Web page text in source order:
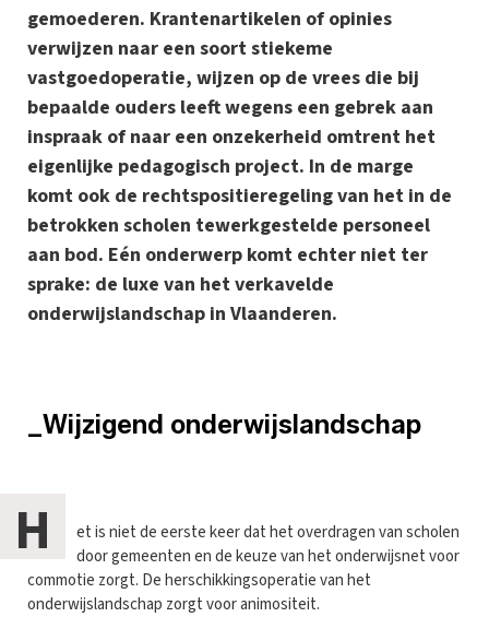
gemoederen. Krantenartikelen of opinies
verwijzen naar een soort stiekeme
vastgoedoperatie, wijzen op de vrees die bij
bepaalde ouders leeft wegens een gebrek aan
inspraak of naar een onzekerheid omtrent het
eigenlijke pedagogisch project. In de marge
komt ook de rechtspositieregeling van het in de
betrokken scholen tewerkgestelde personeel
aan bod. Eén onderwerp komt echter niet ter
sprake: de luxe van het verkavelde
onderwijslandschap in Vlaanderen.
_Wijzigend onderwijslandschap
H
et is niet de eerste keer dat het overdragen van scholen
door gemeenten en de keuze van het onderwijsnet voor
commotie zorgt. De herschikkingsoperatie van het
onderwijslandschap zorgt voor animositeit.